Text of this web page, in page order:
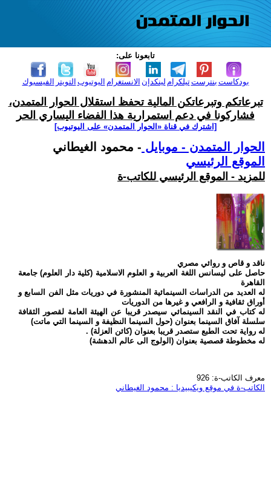
تابعونا على:
الفيسبوك التويتر اليوتيوب الانستغرام لينكدإن تيلكرامبنترست بودكاست
تبرعاتكم وتبرعاتكن المالية تحفظ استقلال الحوار المتمدن،
فشاركونا في دعم استمرارية هذا الفضاء اليساري الحر
[اشترك في قناة ‫«الحوار المتمدن» على اليوتيوب]
الحوار المتمدن - موبايل - محمود الغيطاني
الموقع الرئيسي
للمزيد - الموقع الرئيسي للكاتب-ة
ناقد و قاص و روائي مصري
حاصل على ليسانس اللغة العربية و العلوم الاسلامية (كلية دار العلوم) جامعة
القاهرة
له العديد من الدراسات السينمائية المنشورة في دوريات مثل الفن السابع و
أوراق ثقافية و الرافعي و غيرها من الدوريات
له كتاب في النقد السينمائي سيصدر قريبا عن الهيئة العامة لقصور الثقافة
سلسلة آفاق السينما بعنوان (حول السينما النظيفة و السينما التي ماتت)
له رواية تحت الطبع ستصدر قريبا بعنوان (كائن العزلة) .
له مخطوطة قصصية بعنوان (الولوج الى عالم الدهشة)
معرف الكاتب-ة: 926
الكاتب-ة في موقع ويكيبيديا : محمود الغيطاني